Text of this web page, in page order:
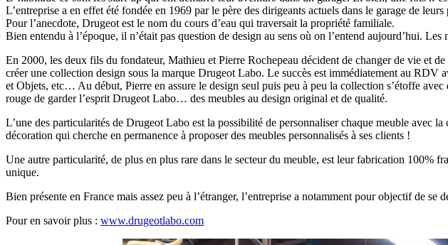
L’entreprise a en effet été fondée en 1969 par le père des dirigeants actuels dans le garage de leurs
Pour l’anecdote, Drugeot est le nom du cours d’eau qui traversait la propriété familiale.
Bien entendu à l’époque, il n’était pas question de design au sens où on l’entend aujourd’hui.
En 2000, les deux fils du fondateur, Mathieu et Pierre Rochepeau décident de changer de vie et
créer une collection design sous la marque Drugeot Labo. Le succès est immédiatement au
et Objets, etc… Au début, Pierre en assure le design seul puis peu à peu la collection s’étoffe
rouge de garder l’esprit Drugeot Labo… des meubles au design original et de qualité.
L’une des particularités de Drugeot Labo est la possibilité de personnaliser chaque meuble
décoration qui cherche en permanence à proposer des meubles personnalisés à ses clients !
Une autre particularité, de plus en plus rare dans le secteur du meuble, est leur fabrication 100%
unique.
Bien présente en France mais assez peu à l’étranger, l’entreprise a notamment pour objectif de
Pour en savoir plus : www.drugeotlabo.com